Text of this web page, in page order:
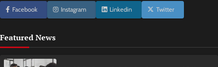
Facebook Instagram Linkedin Twitter
Featured News